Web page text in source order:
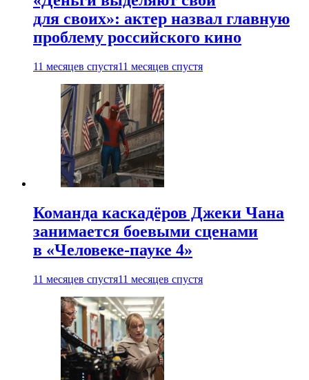
для своих»: актер назвал главную
проблему российского кино
11 месяцев спустя11 месяцев спустя
Команда каскадёров Джеки Чана
занимается боевыми сценами
в «Человеке-пауке 4»
11 месяцев спустя11 месяцев спустя